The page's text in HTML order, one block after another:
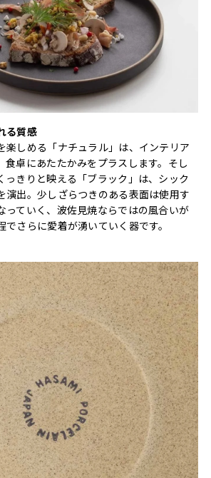
る質感
楽しめる「ナチュラル」は、インテリア
食卓にあたたかみをプラスします。そし
っきりと映える「ブラック」は、シック
演出。少しざらつきのある表面は使用す
っていく、波佐見焼ならではの風合いが
さらに愛着が湧いていく器です。